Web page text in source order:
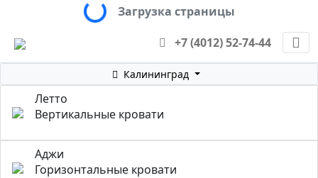
Loading...Загрузка страницы
+7 (4012) 52-74-44
Калининград
Летто
Вертикальные кровати
Аджи
Горизонтальные кровати